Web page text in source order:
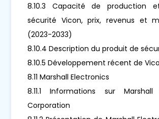
8.10.3 Capacité de production
sécurité Vicon, prix, revenus et
(2023-2033)
8.10.4 Description du produit de
8.10.5 Développement récent de
8.11 Marshall Electronics
8.11.1 Informations sur Marshall
Corporation